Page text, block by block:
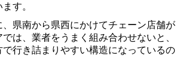
す。
県南から県西にかけてチェーン店舗が
は、業者をうまく組み合わせないと、
で行き詰まりやすい構造になっているの